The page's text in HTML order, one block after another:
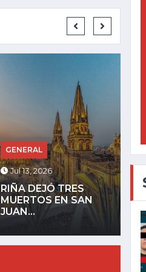
GENERAL
Jul 27, 2025
LA COMUNIDAD
INDÍGENA DE
MEZQUITÁN
ADVIERTE QUE...